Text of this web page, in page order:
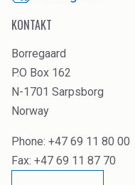
KONTAKT
Borregaard
P.O Box 162
N-1701 Sarpsborg
Norway
Phone: +47 69 11 80 00
Fax: +47 69 11 87 70